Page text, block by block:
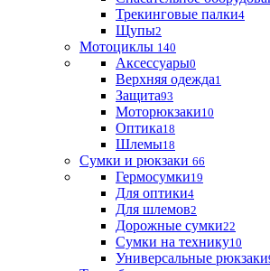
Трекинговые палки4
Щупы2
Мотоциклы 140
Аксессуары0
Верхняя одежда1
Защита93
Моторюкзаки10
Оптика18
Шлемы18
Сумки и рюкзаки 66
Гермосумки19
Для оптики4
Для шлемов2
Дорожные сумки22
Сумки на технику10
Универсальные рюкзаки